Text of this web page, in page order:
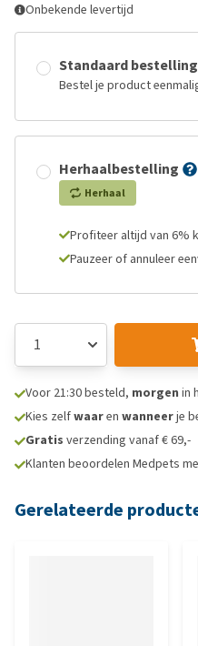
Onbekende levertijd
Standaard bestelling
Bestel je product
Herhaalbestelling
Herhaal
Profiteer altijd van 6%
Pauzeer of annuleer
Voor 21:30 besteld, morgen in
Kies zelfwaaren wanneerje
Gratis verzending vanaf € 69,-
Klanten beoordelen Medpets
Gerelateerde